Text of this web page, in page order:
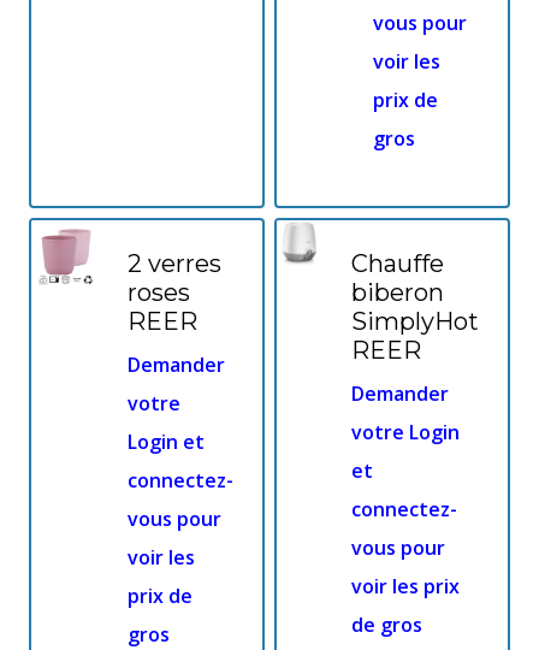
vous pour
voir les
prix de
gros
2 verres
roses
REER
Demander
votre
Login et
connectez-
vous pour
voir les
prix de
gros
Chauffe
biberon
SimplyHot
REER
Demander
votre Login
et
connectez-
vous pour
voir les prix
de gros